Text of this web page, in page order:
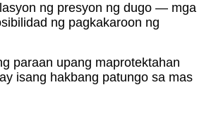
ng presyon ng dugo — mga
ng pagkakaroon ng
paraan upang maprotektahan
isang hakbang patungo sa mas